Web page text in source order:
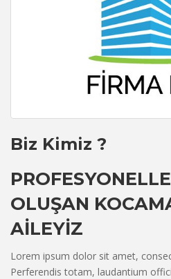
Biz Kimiz ?
OLUŞAN
AİLEYİZ
Lorem ipsum dolor sit amet,
Perferendis totam, laudantium